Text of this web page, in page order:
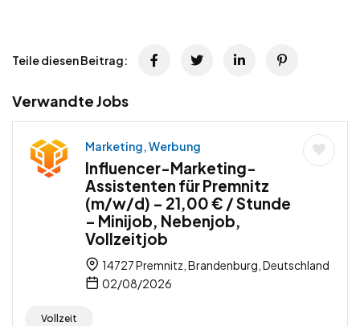
Teile diesen Beitrag:
Verwandte Jobs
Marketing, Werbung
Influencer-Marketing-
Assistenten für Premnitz
(m/w/d) – 21,00 € / Stunde
– Minijob, Nebenjob,
Vollzeitjob
14727 Premnitz, Brandenburg, Deutschland
02/08/2026
Vollzeit